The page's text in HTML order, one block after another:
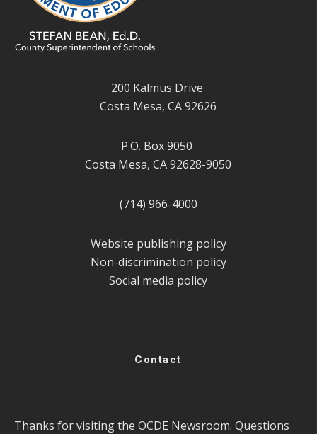
200 Kalmus Drive
Costa Mesa, CA 92626
P.O. Box 9050
Costa Mesa, CA 92628-9050
(714) 966-4000
Website publishing policy
Non-discrimination policy
Social media policy
Contact
Thanks for visiting the OCDE Newsroom. Questions